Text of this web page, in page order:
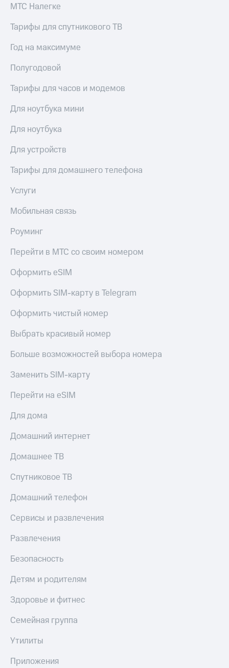
МТС Налегке
Тарифы для спутникового ТВ
Год на максимуме
Полугодовой
Тарифы для часов и модемов
Для ноутбука мини
Для ноутбука
Для устройств
Тарифы для домашнего телефона
Услуги
Мобильная связь
Роуминг
Перейти в МТС со своим номером
Оформить eSIM
Оформить SIM-карту в Telegram
Оформить чистый номер
Выбрать красивый номер
Больше возможностей выбора номера
Заменить SIM-карту
Перейти на eSIM
Для дома
Домашний интернет
Домашнее ТВ
Спутниковое ТВ
Домашний телефон
Сервисы и развлечения
Развлечения
Безопасность
Детям и родителям
Здоровье и фитнес
Семейная группа
Утилиты
Приложения